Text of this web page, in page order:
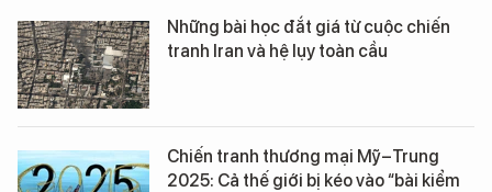
Những bài học đắt giá từ cuộc chiến
tranh Iran và hệ lụy toàn cầu
Chiến tranh thương mại Mỹ–Trung
2025: Cả thế giới bị kéo vào “bài kiểm